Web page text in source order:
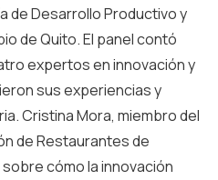
de Desarrollo Productivo y
de Quito. El panel contó
expertos en innovación y
sus experiencias y
Cristina Mora, miembro del
de Restaurantes de
sobre cómo la innovación